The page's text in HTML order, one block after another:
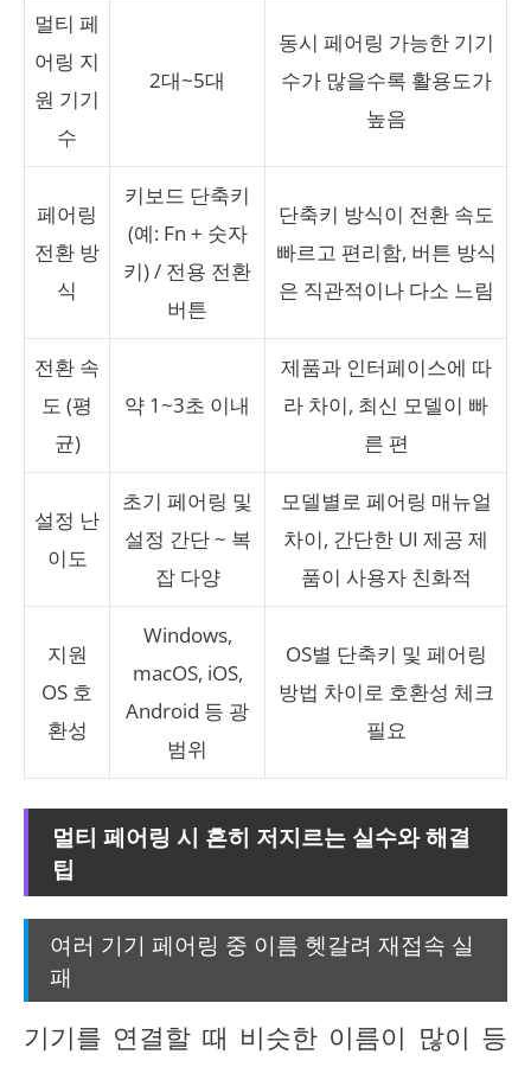
멀티 페
어링 지
원 기기
수
2대~5대
동시 페어링 가능한 기기
수가 많을수록 활용도가
높음
페어링
전환 방
식
키보드 단축키
(예: Fn + 숫자
키) / 전용 전환
버튼
단축키 방식이 전환 속도
빠르고 편리함, 버튼 방식
은 직관적이나 다소 느림
전환 속
도 (평
균)
약 1~3초 이내
제품과 인터페이스에 따
라 차이, 최신 모델이 빠
른 편
설정 난
이도
초기 페어링 및
설정 간단 ~ 복
잡 다양
모델별로 페어링 매뉴얼
차이, 간단한 UI 제공 제
품이 사용자 친화적
지원
OS 호
환성
Windows,
macOS, iOS,
Android 등 광
범위
OS별 단축키 및 페어링
방법 차이로 호환성 체크
필요
멀티 페어링 시 흔히 저지르는 실수와 해결
팁
여러 기기 페어링 중 이름 헷갈려 재접속 실
패
기기를 연결할 때 비슷한 이름이 많이 등